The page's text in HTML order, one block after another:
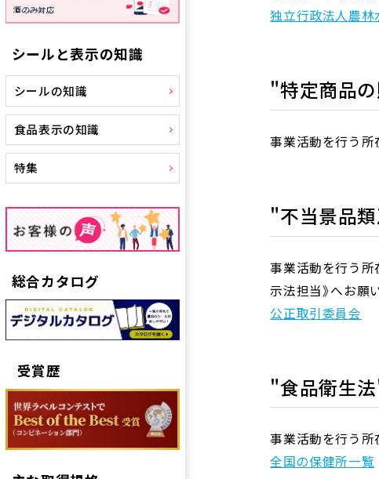
シールと表示の知識
シールの知識
食品表示の知識
特集
総合カタログ
受賞歴
独立行政法人農
"特定商品
事業活動を行う所
"不当景品
事業活動を行う所
示法担当》へお願
公正取引委員会
"食品衛生
事業活動を行う所
全国の保健所一覧